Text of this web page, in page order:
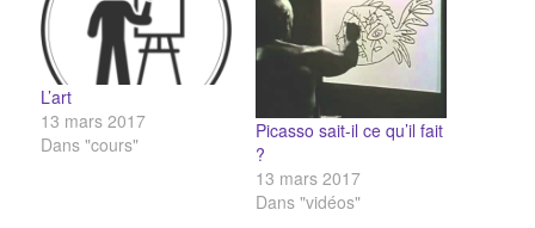
L’art
13 mars 2017
Dans "cours"
Picasso sait-il ce qu’il fait
?
13 mars 2017
Dans "vidéos"